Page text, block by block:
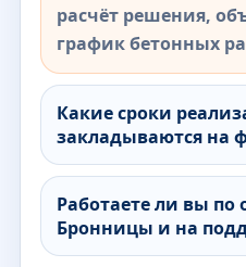
расчёт решения,
график бетонных
Какие сроки
закладываются на
Работаете ли вы по
Бронницы и на